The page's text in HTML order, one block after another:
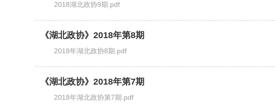
2018湖北政协9期.pdf
《湖北政协》2018年第8期
2018年湖北政协8期.pdf
《湖北政协》2018年第7期
2018年湖北政协第7期.pdf